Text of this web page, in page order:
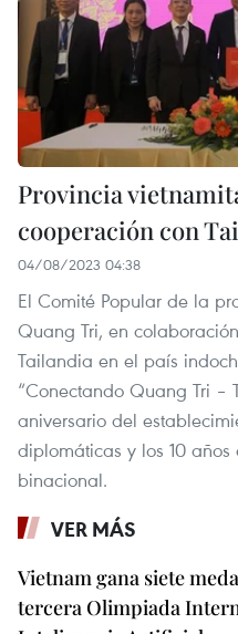
Provincia
cooperación con
04/08/2023 04:38
El Comité Popular de la
Quang Tri, en
Tailandia en el país
“Conectando Quang Tri –
aniversario del
diplomáticas y los 10
binacional.
VER MÁS
Vietnam gana siete
tercera Olimpiada